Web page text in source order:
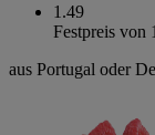
1.49
Festpreis von
aus Portugal oder